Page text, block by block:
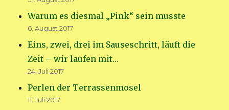
Warum es diesmal „Pink“ sein musste
6. August 2017
Eins, zwei, drei im Sauseschritt, läuft die
Zeit – wir laufen mit…
24. Juli 2017
Perlen der Terrassenmosel
11. Juli 2017